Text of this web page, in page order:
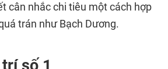
cân nhắc chi tiêu một cách hợp
trán như Bạch Dương.